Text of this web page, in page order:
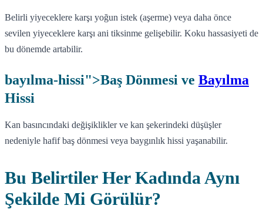
Belirli yiyeceklere karşı yoğun istek (aşerme) veya daha önce
sevilen yiyeceklere karşı ani tiksinme gelişebilir. Koku hassasiyeti de
bu dönemde artabilir.
bayılma-hissi">Baş Dönmesi ve Bayılma
Hissi
Kan basıncındaki değişiklikler ve kan şekerindeki düşüşler
nedeniyle hafif baş dönmesi veya baygınlık hissi yaşanabilir.
Bu Belirtiler Her Kadında Aynı
Şekilde Mi Görülür?